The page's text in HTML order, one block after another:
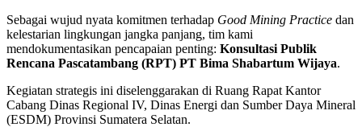
Sebagai wujud nyata komitmen terhadap Good Mining Practice dan
kelestarian lingkungan jangka panjang, tim kami
mendokumentasikan pencapaian penting: Konsultasi Publik
Rencana Pascatambang (RPT) PT Bima Shabartum Wijaya.
Kegiatan strategis ini diselenggarakan di Ruang Rapat Kantor
Cabang Dinas Regional IV, Dinas Energi dan Sumber Daya Mineral
(ESDM) Provinsi Sumatera Selatan.